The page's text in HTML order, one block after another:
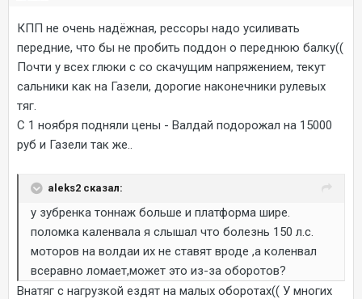
КПП не очень надёжная, рессоры надо усиливать
передние, что бы не пробить поддон о переднюю балку((
Почти у всех глюки с со скачущим напряжением, текут
сальники как на Газели, дорогие наконечники рулевых
тяг.
С 1 ноября подняли цены - Валдай подорожал на 15000
руб и Газели так же..
aleks2 сказал:
у зубренка тоннаж больше и платформа шире.
поломка каленвала я слышал что болезнь 150 л.с.
моторов на волдаи их не ставят вроде ,а коленвал
всеравно ломает,может это из-за оборотов?
Внатяг с нагрузкой ездят на малых оборотах(( У многих